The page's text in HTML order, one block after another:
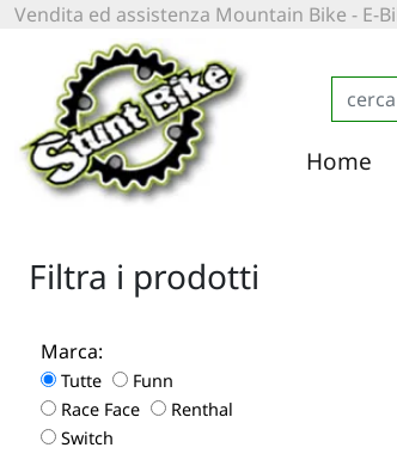
Vendita ed assistenza Mountain Bike - E-
Home
Filtra i prodotti
Marca:
Tutte
Funn
Race Face
Renthal
Switch